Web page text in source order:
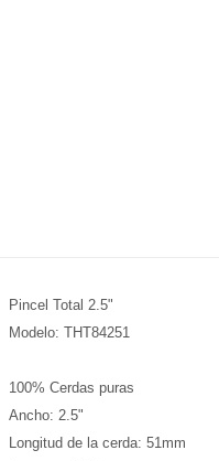
Pincel Total 2.5"
Modelo: THT84251
100% Cerdas puras
Ancho: 2.5"
Longitud de la cerda: 51mm